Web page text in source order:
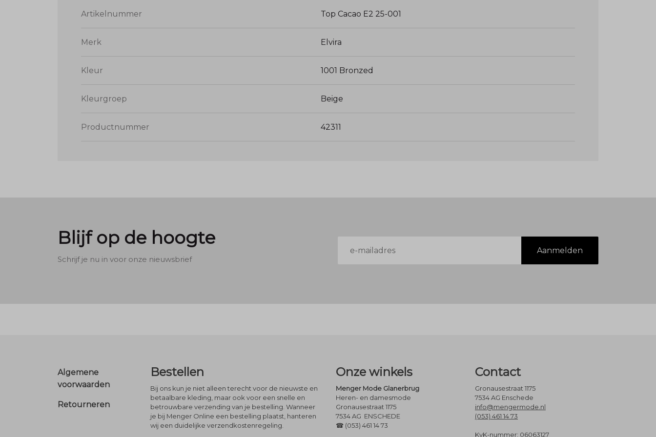
Artikelnummer Top Cacao E2 25-001
Merk Elvira
Kleur 1001 Bronzed
Kleurgroep Beige
Productnummer 42311
Blijf op de hoogte
Schrijf je nu in voor onze nieuwsbrief
mailadres
Aanmelden
Footer
Algemene
voorwaarden
Retourneren
Bestellen
Bij ons kun je niet alleen terecht voor de nieuwste en
betaalbare kleding, maar ook voor een snelle en
betrouwbare verzending van je bestelling. Wanneer
je bij Menger Online een bestelling plaatst, hanteren
wij een duidelijke verzendkostenregeling.
Onze winkels
Menger Mode Glanerbrug
Heren- en damesmode
Gronausestraat 1175
7534 AG ENSCHEDE
☎ (053) 461 14 73
Contact
Gronausestraat 1175
7534 AG Enschede
info@mengermode.nl
(053) 461 14 73
KvK-nummer: 06063127